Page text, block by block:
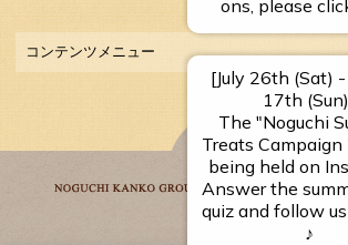
コンテンツメニュー